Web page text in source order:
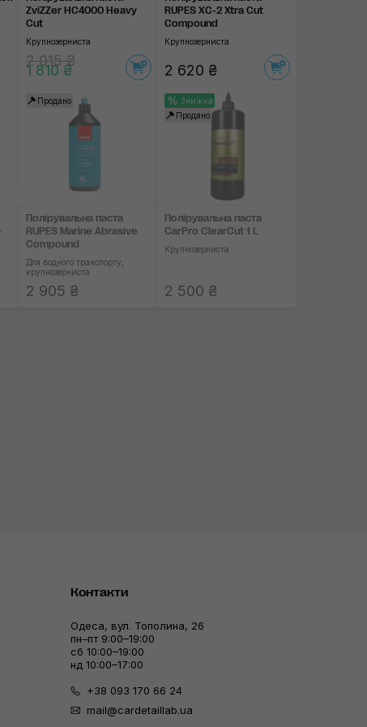
ZviZZer HC4000 Heavy
Cut
Крупнозерниста
2 015 ₴
1 810 ₴
RUPES XC-2 Xtra Cut
Compound
Крупнозерниста
2 620 ₴
Продано
Полірувальна паста
RUPES Marine Abrasive
Compound
Для водного транспорту,
крупнозерниста
2 905 ₴
Знижка
Продано
Полірувальна паста
CarPro ClearCut 1 L
Крупнозерниста
2 500 ₴
Контакти
Одеса, вул. Тополина, 26
пн–пт 9:00–19:00
сб 10:00–19:00
нд 10:00–17:00
+38 093 170 66 24
mail@cardetaillab.ua